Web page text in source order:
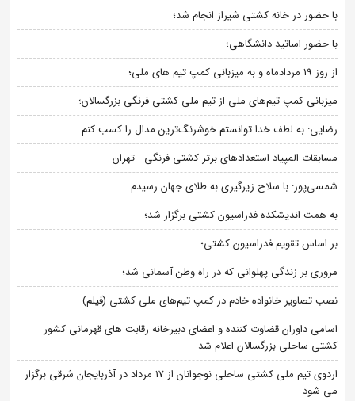
با حضور در خانه کشتی شیراز انجام شد؛
با حضور اساتید دانشگاهی؛
از روز 19 مردادماه و به میزبانی کمپ تیم های ملی؛
میزبانی کمپ تیم‌های ملی از تیم ملی کشتی فرنگی بزرگسالان؛
رضایی: به لطف خدا توانستم خوشرنگ‌ترین مدال را کسب کنم
مسابقات المپیاد استعدادهای برتر کشتی فرنگی - تهران
شمسی‌پور: با سلاح زیرگیری به طلای جهان رسیدم
به همت اندیشکده فدراسیون کشتی برگزار شد؛
بر اساس تقویم فدراسیون کشتی؛
مروری بر زندگی پهلوانی که در راه وطن آسمانی شد؛
نصب تصاویر خانواده خادم در کمپ تیم‌های ملی کشتی (فیلم)
اسامی داوران قضاوت کننده و اعضای دبیرخانه رقابت های قهرمانی کشور
کشتی ساحلی بزرگسالان اعلام شد
اردوی تیم ملی کشتی ساحلی نوجوانان از 17 مرداد در آذربایجان شرقی برگزار
می شود